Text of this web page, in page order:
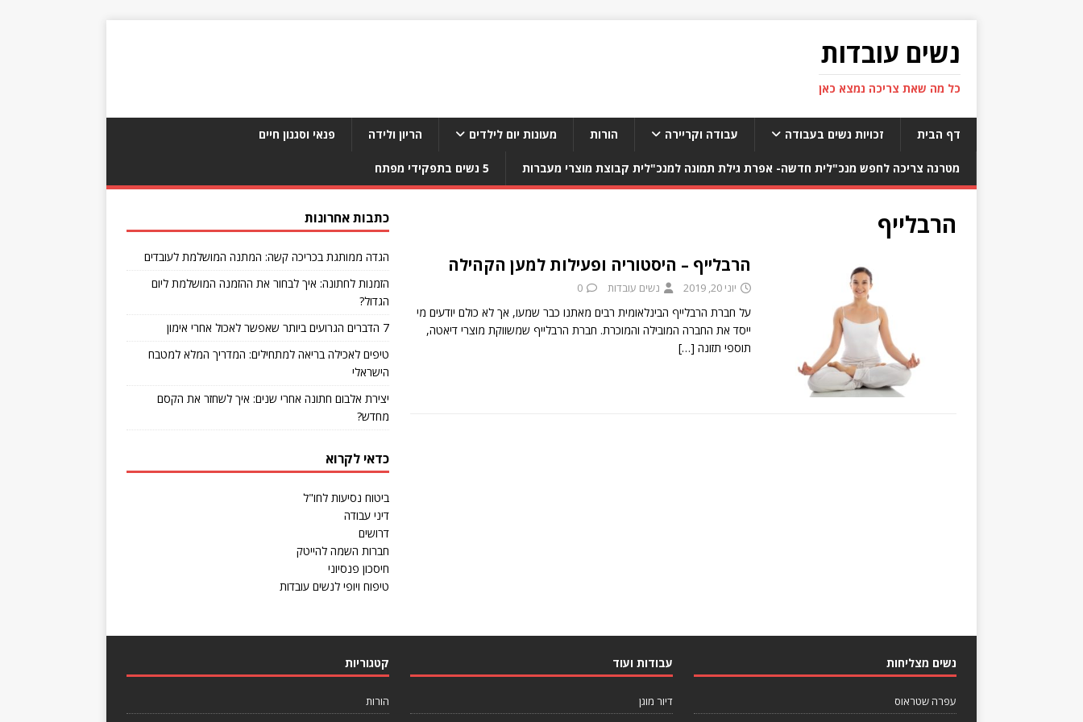
נשים עובדות
כל מה שאת צריכה נמצא כאן
דף הבית זכויות נשים בעבודה עבודה וקריירה הורות מעונות יום לילדים הריון ולידה פנאי וסגנון חיים
מטרנה צריכה לחפש מנכ"לית חדשה- אפרת גילת תמונה למנכ"לית קבוצת מוצרי מעברות 5 נשים בתפקידי מפתח
הרבלייף
הרבלייף – היסטוריה ופעילות למען הקהילה
יוני 20, 2019 נשים עובדות 0
על חברת הרבלייף הבינלאומית רבים מאתנו כבר שמעו, אך לא כולם יודעים מי
ייסד את החברה המובילה והמוכרת. חברת הרבלייף שמשווקת מוצרי דיאטה,
תוספי תזונה […]
כתבות אחרונות
הגדה ממותגת בכריכה קשה: המתנה המושלמת לעובדים
הזמנות לחתונה: איך לבחור את ההזמנה המושלמת ליום
הגדול?
7 הדברים הגרועים ביותר שאפשר לאכול אחרי אימון
טיפים לאכילה בריאה למתחילים: המדריך המלא למטבח
הישראלי
יצירת אלבום חתונה אחרי שנים: איך לשחזר את הקסם
מחדש?
כדאי לקרוא
ביטוח נסיעות לחו"ל
דיני עבודה
דרושים
חברות השמה להייטק
חיסכון פנסיוני
טיפוח ויופי לנשים עובדות
נשים מצליחות
עפרה שטראוס
עבודות ועוד
דיור מוגן
קטגוריות
הורות